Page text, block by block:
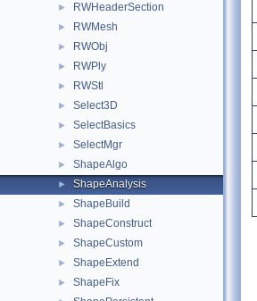
► RWHeaderSection
► RWMesh
► RWObj
► RWPly
► RWStl
► Select3D
► SelectBasics
► SelectMgr
► ShapeAlgo
► ShapeAnalysis
► ShapeBuild
► ShapeConstruct
► ShapeCustom
► ShapeExtend
► ShapeFix